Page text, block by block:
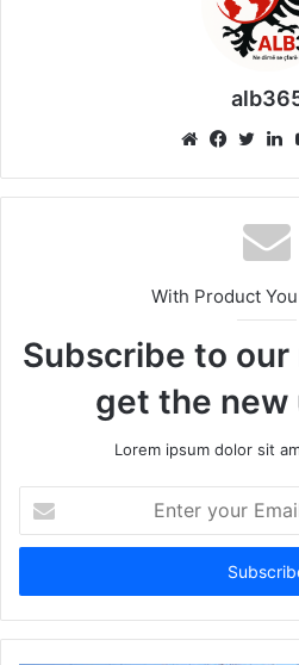
With Product
Subscribe to
get the new
Lorem ipsum dolor sit
your
Email